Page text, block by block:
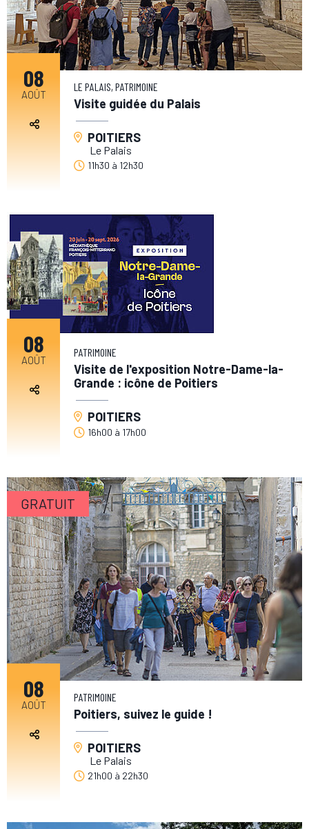
08
AOÛT
LE PALAIS, PATRIMOINE
Visite guidée du Palais
POITIERS
Le Palais
11h30 à 12h30
08
AOÛT
PATRIMOINE
Visite de l'exposition Notre-Dame-la-
Grande : icône de Poitiers
POITIERS
16h00 à 17h00
GRATUIT
08
AOÛT
PATRIMOINE
Poitiers, suivez le guide !
POITIERS
Le Palais
21h00 à 22h30